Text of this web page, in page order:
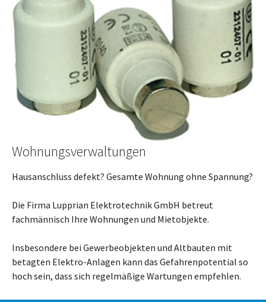
Wohnungsverwaltungen
Hausanschluss defekt? Gesamte Wohnung ohne Spannung?
Die Firma Lupprian Elektrotechnik GmbH betreut
fachmännisch Ihre Wohnungen und Mietobjekte.
Insbesondere bei Gewerbeobjekten und Altbauten mit
betagten Elektro-Anlagen kann das Gefahrenpotential so
hoch sein, dass sich regelmäßige Wartungen empfehlen.